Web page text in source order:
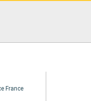
France